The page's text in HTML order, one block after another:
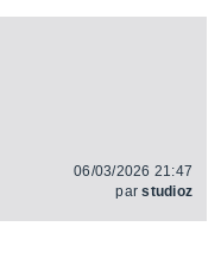
06/03/2026 21:47
parstudioz